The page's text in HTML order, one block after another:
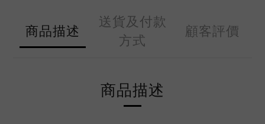
商品描述
送貨及付款
方式
顧客評價
商品描述